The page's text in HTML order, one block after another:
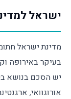
ישראל
מדינת ישראל
בעיקר באירופה
אורוגוואי,